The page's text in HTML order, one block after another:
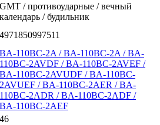
GMT / противоударные / вечный
календарь / будильник
4971850997511
BA-110BC-2A / BA-110BC-2A / BA-
110BC-2AVDF / BA-110BC-2AVEF /
BA-110BC-2AVUDF / BA-110BC-
2AVUEF / BA-110BC-2AER / BA-
110BC-2ADR / BA-110BC-2ADF /
BA-110BC-2AEF
46